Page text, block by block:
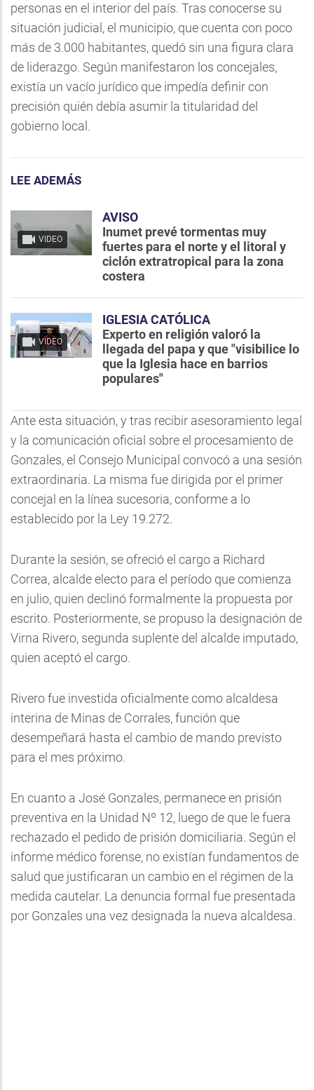
personas en el interior del país. Tras conocerse su
situación judicial, el municipio, que cuenta con poco
más de 3.000 habitantes, quedó sin una figura clara
de liderazgo. Según manifestaron los concejales,
existía un vacío jurídico que impedía definir con
precisión quién debía asumir la titularidad del
gobierno local.
LEE ADEMÁS
VIDEO
AVISO
Inumet prevé tormentas muy
fuertes para el norte y el litoral y
ciclón extratropical para la zona
costera
VIDEO
IGLESIA CATÓLICA
Experto en religión valoró la
llegada del papa y que "visibilice lo
que la Iglesia hace en barrios
populares"
Ante esta situación, y tras recibir asesoramiento legal
y la comunicación oficial sobre el procesamiento de
Gonzales, el Consejo Municipal convocó a una sesión
extraordinaria. La misma fue dirigida por el primer
concejal en la línea sucesoria, conforme a lo
establecido por la Ley 19.272.
Durante la sesión, se ofreció el cargo a Richard
Correa, alcalde electo para el período que comienza
en julio, quien declinó formalmente la propuesta por
escrito. Posteriormente, se propuso la designación de
Virna Rivero, segunda suplente del alcalde imputado,
quien aceptó el cargo.
Rivero fue investida oficialmente como alcaldesa
interina de Minas de Corrales, función que
desempeñará hasta el cambio de mando previsto
para el mes próximo.
En cuanto a José Gonzales, permanece en prisión
preventiva en la Unidad Nº 12, luego de que le fuera
rechazado el pedido de prisión domiciliaria. Según el
informe médico forense, no existían fundamentos de
salud que justificaran un cambio en el régimen de la
medida cautelar. La denuncia formal fue presentada
por Gonzales una vez designada la nueva alcaldesa.